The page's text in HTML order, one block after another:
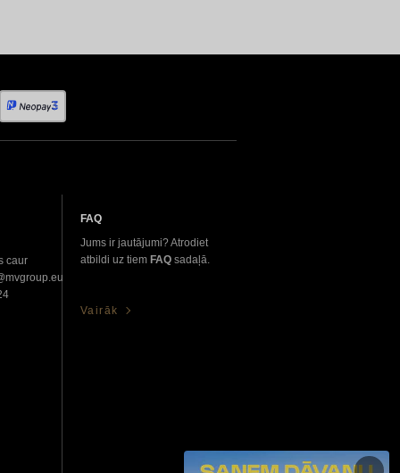
caur
FAQ
Jums ir jautājumi? Atrodiet
atbildi uz tiem FAQsadaļā.
Vairāk